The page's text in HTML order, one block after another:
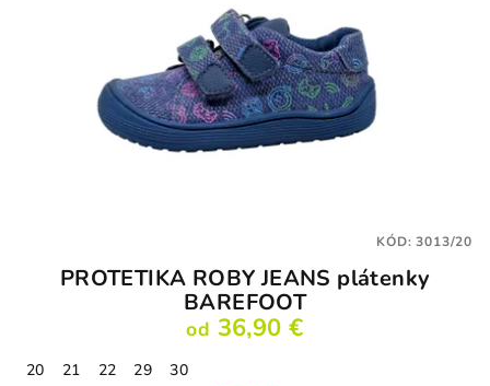
PROTETIKA ROBY JEANS plátenky
BAREFOOT
od 36,90 €
20 21 22 29
30
KÓD:3013/20